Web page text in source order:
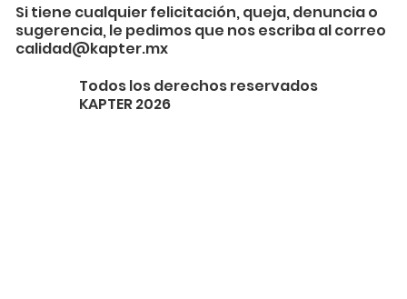
Si tiene cualquier felicitación, queja, denuncia o
sugerencia, le pedimos que nos escriba al correo
calidad@kapter.mx
Todos los derechos reservados
KAPTER 2026